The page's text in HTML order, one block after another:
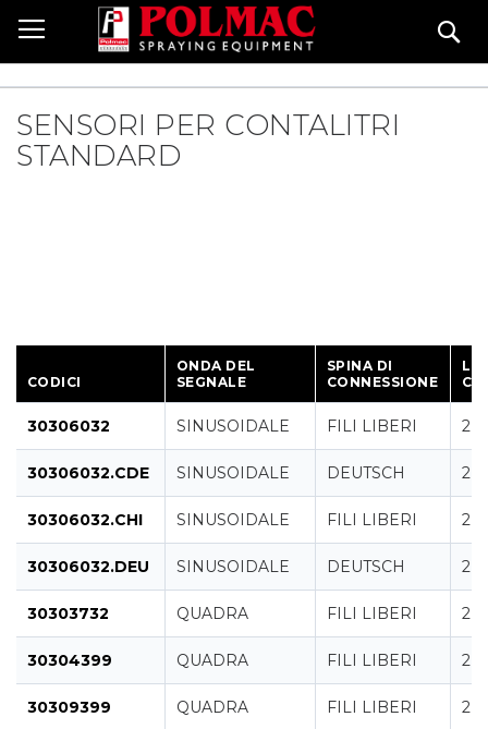
Skip
to
Content
SENSORI PER CONTALITRI
STANDARD
CODICI
ONDA DEL
SEGNALE
SPINA DI
CONNESSIONE
30306032 SINUSOIDALE FILI LIBERI 2
30306032.CDE SINUSOIDALE DEUTSCH 2
30306032.CHI SINUSOIDALE FILI LIBERI 2
30306032.DEU SINUSOIDALE DEUTSCH 2
30303732 QUADRA FILI LIBERI 2
30304399 QUADRA FILI LIBERI 2
30309399 QUADRA FILI LIBERI 2